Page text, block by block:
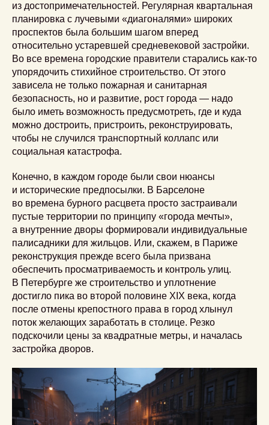
из достопримечательностей. Регулярная квартальная
планировка с лучевыми «диагоналями» широких
проспектов была большим шагом вперед
относительно устаревшей средневековой застройки.
Во все времена городские правители старались как-то
упорядочить стихийное строительство. От этого
зависела не только пожарная и санитарная
безопасность, но и развитие, рост города — надо
было иметь возможность предусмотреть, где и куда
можно достроить, пристроить, реконструировать,
чтобы не случился транспортный коллапс или
социальная катастрофа.
Конечно, в каждом городе были свои нюансы
и исторические предпосылки. В Барселоне
во времена бурного расцвета просто застраивали
пустые территории по принципу «города мечты»,
а внутренние дворы формировали индивидуальные
палисадники для жильцов. Или, скажем, в Париже
реконструкция прежде всего была призвана
обеспечить просматриваемость и контроль улиц.
В Петербурге же строительство и уплотнение
достигло пика во второй половине XIX века, когда
после отмены крепостного права в город хлынул
поток желающих заработать в столице. Резко
подскочили цены за квадратные метры, и началась
застройка дворов.